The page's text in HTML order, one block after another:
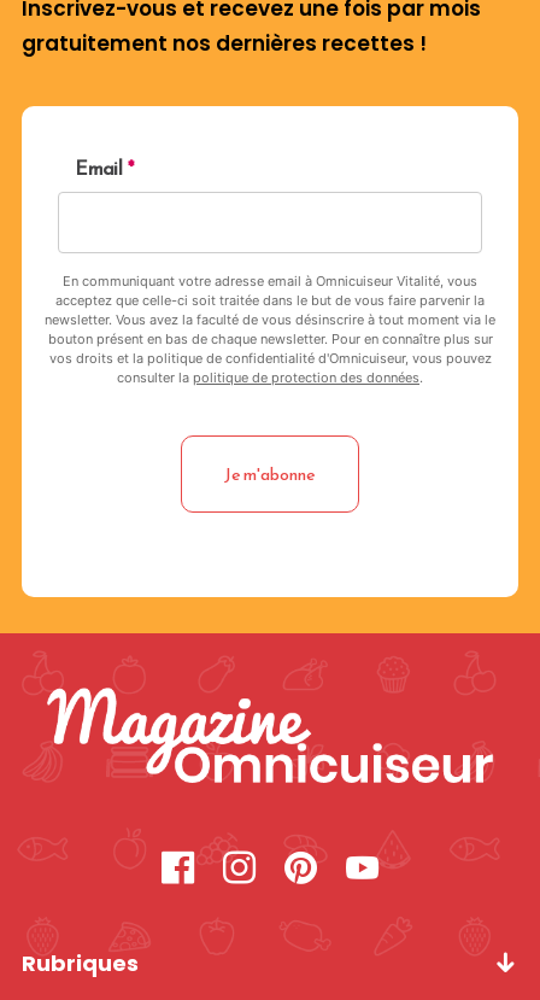
Inscrivez-vous et recevez une fois par mois
gratuitement nos dernières recettes !
Rubriques